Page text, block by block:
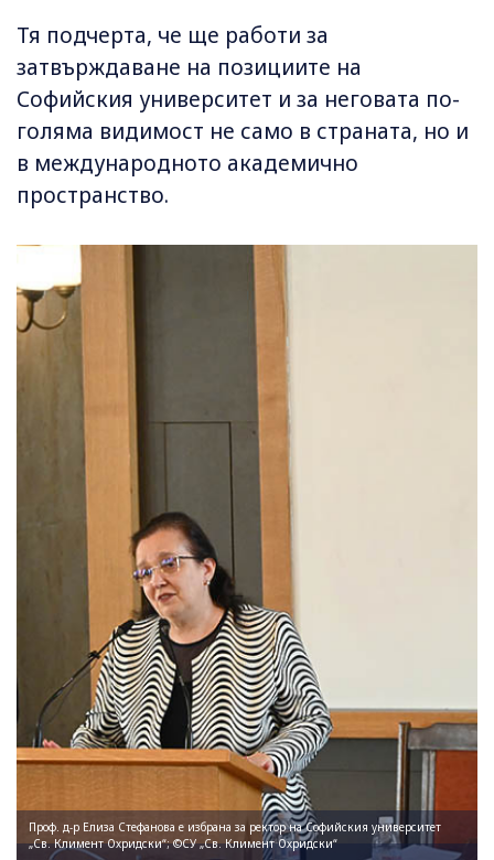
Тя подчерта, че ще работи за
затвърждаване на позициите на
Софийския университет и за неговата по-
голяма видимост не само в страната, но и
в международното академично
пространство.
Проф. д-р Елиза Стефанова е избрана за ректор на Софийския университет
„Св. Климент Охридски“; ©СУ „Св. Климент Охридски“